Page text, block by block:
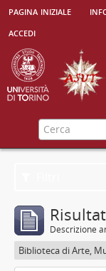
pagina iniziale
accedi
Descrizione